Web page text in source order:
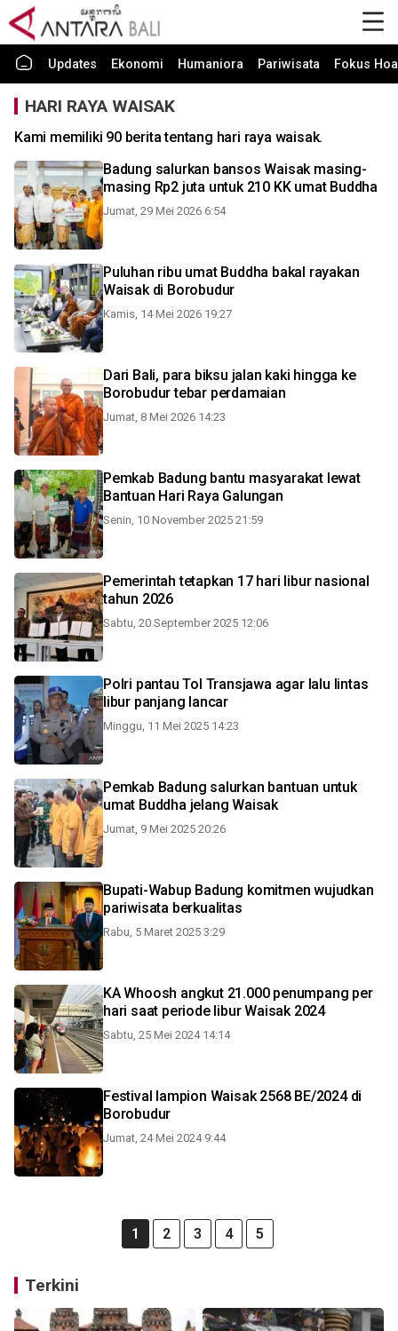
Updates Ekonomi Humaniora Pariwisata Fokus
HARI RAYA WAISAK
Kami memiliki 90 berita tentang hari raya waisak.
Badung salurkan bansos Waisak masing-
masing Rp2 juta untuk 210 KK umat Buddha
Jumat, 29 Mei 2026 6:54
Puluhan ribu umat Buddha bakal rayakan
Waisak di Borobudur
Kamis, 14 Mei 2026 19:27
Dari Bali, para biksu jalan kaki hingga ke
Borobudur tebar perdamaian
Jumat, 8 Mei 2026 14:23
Pemkab Badung bantu masyarakat lewat
Bantuan Hari Raya Galungan
Senin, 10 November 2025 21:59
Pemerintah tetapkan 17 hari libur nasional
tahun 2026
Sabtu, 20 September 2025 12:06
Polri pantau Tol Transjawa agar lalu lintas
libur panjang lancar
Minggu, 11 Mei 2025 14:23
Pemkab Badung salurkan bantuan untuk
umat Buddha jelang Waisak
Jumat, 9 Mei 2025 20:26
Bupati-Wabup Badung komitmen wujudkan
pariwisata berkualitas
Rabu, 5 Maret 2025 3:29
KA Whoosh angkut 21.000 penumpang per
hari saat periode libur Waisak 2024
Sabtu, 25 Mei 2024 14:14
Festival lampion Waisak 2568 BE/2024 di
Borobudur
Jumat, 24 Mei 2024 9:44
1 2 3 4 5
Terkini